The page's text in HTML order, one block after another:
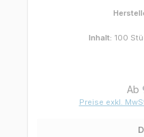
Inhalt: 100
Ab
Preise exkl.